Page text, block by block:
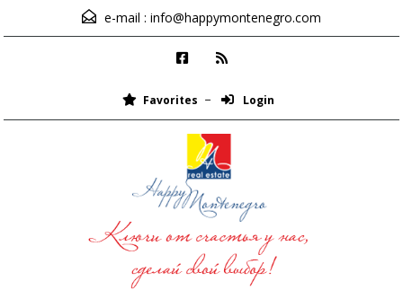
e-mail : info@happymontenegro.com
Favorites Login